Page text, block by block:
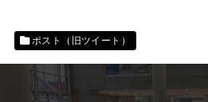
ポスト（旧ツイート）